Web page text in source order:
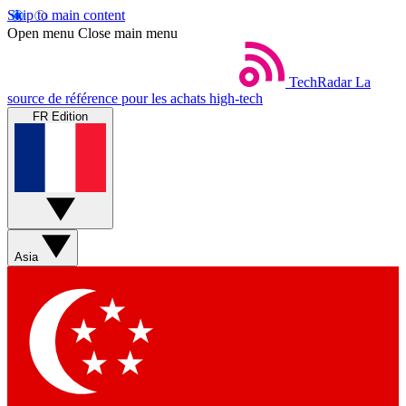
Skip to main content
Open menu Close main menu
TechRadar La
source de référence pour les achats high-tech
FR Edition
Asia